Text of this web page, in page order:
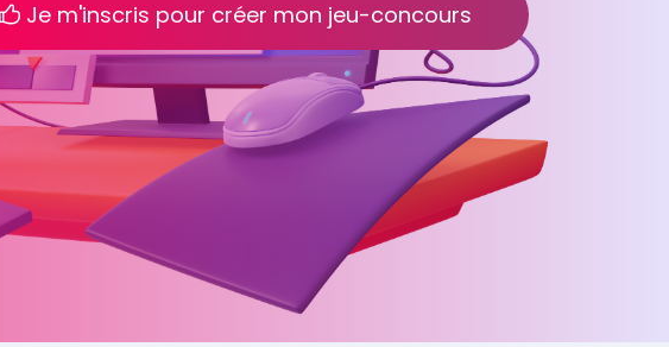
Je m'inscris pour créer mon jeu-concours